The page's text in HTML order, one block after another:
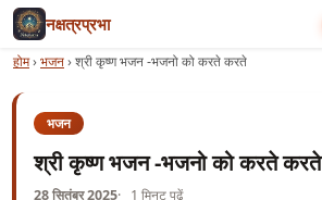
नक्षत्रप्रभा
होम›भजन›श्री कृष्ण भजन -भजनो को करते करते
भजन
श्री कृष्ण भजन -भजनो को करते करते
28 सितंबर 2025 1 मिनट पढ़ें